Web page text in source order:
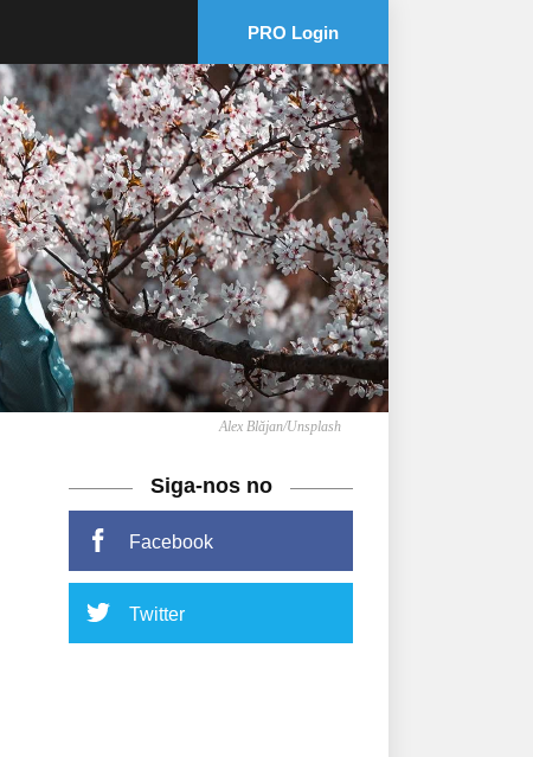
PRO Login
Alex Blăjan/Unsplash
Siga-nos no
Facebook
Twitter